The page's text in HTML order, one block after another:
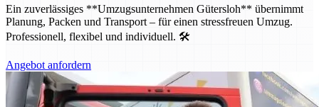
Ein zuverlässiges **Umzugsunternehmen Gütersloh** übernimmt
Planung, Packen und Transport – für einen stressfreuen Umzug.
Professionell, flexibel und individuell. 🛠️
Angebot anfordern